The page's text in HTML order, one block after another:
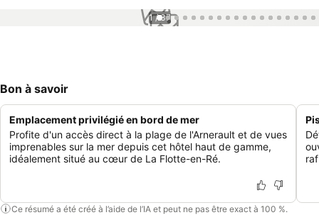
1 / 37
Bon à savoir
Emplacement privilégié en bord de mer
Profite d'un accès direct à la plage de l'Arnerault et de vues
imprenables sur la mer depuis cet hôtel haut de gamme,
idéalement situé au cœur de La Flotte-en-Ré.
Ce résumé a été créé à l’aide de l’IA et peut ne pas être exact à 100 %.